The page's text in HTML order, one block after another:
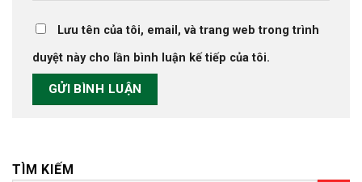
Lưu tên của tôi, email, và trang web trong trình
duyệt này cho lần bình luận kế tiếp của tôi.
TÌM KIẾM